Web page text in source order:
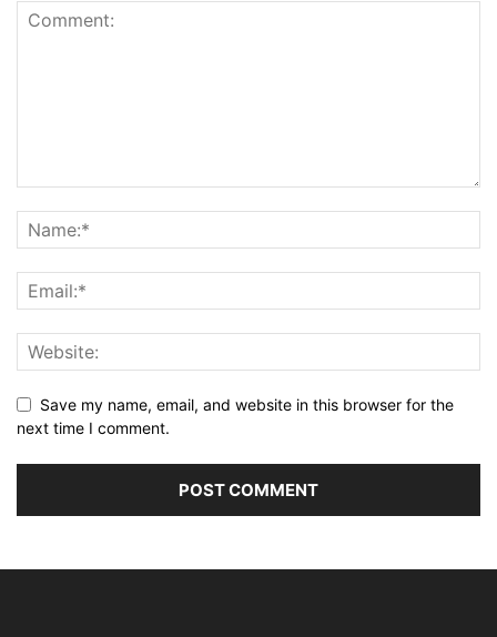
Save my name, email, and website in this browser for the
next time I comment.